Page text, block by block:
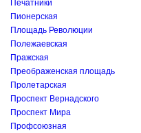
Печатники
Пионерская
Площадь Революции
Полежаевская
Пражская
Преображенская площадь
Пролетарская
Проспект Вернадского
Проспект Мира
Профсоюзная